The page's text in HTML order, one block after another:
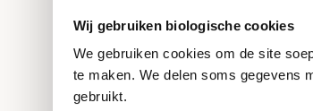
Wij gebruiken biologische cookies
We gebruiken cookies om de site
te maken. We delen soms gegevens
gebruikt.